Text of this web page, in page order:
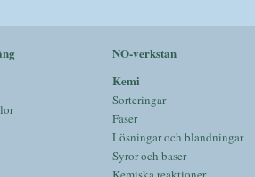
NO-verkstan
Kemi
Sorteringar
Faser
Lösningar och blandningar
Syror och baser